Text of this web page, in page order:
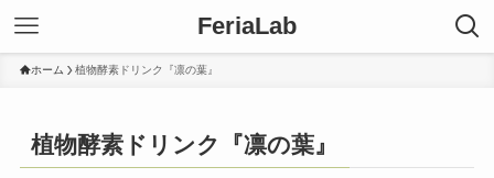
FeriaLab
ホーム 植物酵素ドリンク『凛の葉』
植物酵素ドリンク『凛の葉』